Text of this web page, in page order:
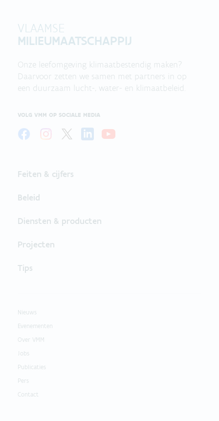
VLAAMSE
MILIEUMAATSCHAPPIJ
Onze leefomgeving klimaatbestendig maken?
Daarvoor zetten we samen met partners in op
een duurzaam lucht-, water- en klimaatbeleid.
VOLG VMM OP SOCIALE MEDIA
Feiten & cijfers
Beleid
Diensten & producten
Projecten
Tips
Nieuws
Evenementen
Over VMM
Jobs
Publicaties
Pers
Contact